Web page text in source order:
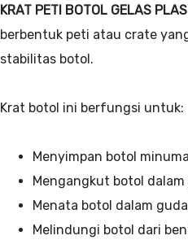
KRAT PETI BOTOL GELAS
berbentuk peti atau crate
stabilitas botol.
Krat botol ini berfungsi untuk:
Menyimpan botol
Mengangkut botol
Menata botol dalam
Melindungi botol dari